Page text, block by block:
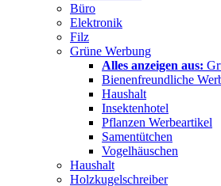
Büro
Elektronik
Filz
Grüne Werbung
Alles anzeigen aus:
Bienenfreundliche
Haushalt
Insektenhotel
Pflanzen Werbeartikel
Samentütchen
Vogelhäuschen
Haushalt
Holzkugelschreiber